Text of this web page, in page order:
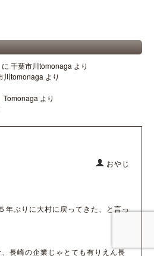
に 千葉市川tomonaga より
川tomonaga より
より
おやじ
年ぶりに大村に戻ってきた、と言っ
長崎の企業じゃとても有りえん長